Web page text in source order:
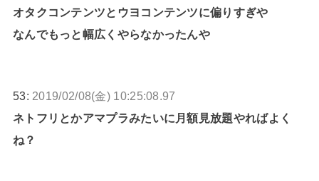
オタクコンテンツとウヨコンテンツに偏りすぎや
なんでもっと幅広くやらなかったんや
53: 2019/02/08(金) 10:25:08.97
ネトフリとかアマプラみたいに月額見放題やればよく
ね？